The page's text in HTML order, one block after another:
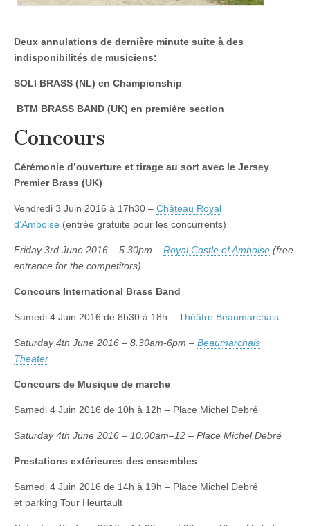
Deux annulations de dernière minute suite à des
indisponibilités de musiciens:
SOLI BRASS (NL) en Championship
BTM BRASS BAND (UK) en première section
Concours
Cérémonie d’ouverture et tirage au sort avec le Jersey
Premier Brass (UK)
Vendredi 3 Juin 2016 à 17h30 – Château Royal
d’Amboise (entrée gratuite pour les concurrents)
Friday 3rd June 2016 – 5.30pm – Royal Castle of Amboise (free
entrance for the competitors)
Concours International Brass Band
Samedi 4 Juin 2016 de 8h30 à 18h – Théâtre Beaumarchais
Saturday 4th June 2016 – 8.30am-6pm – Beaumarchais
Theater
Concours de Musique de marche
Samedi 4 Juin 2016 de 10h à 12h – Place Michel Debré
Saturday 4th June 2016 – 10.00am–12 – Place Michel Debré
Prestations extérieures des ensembles
Samedi 4 Juin 2016 de 14h à 19h – Place Michel Debré
et parking Tour Heurtault